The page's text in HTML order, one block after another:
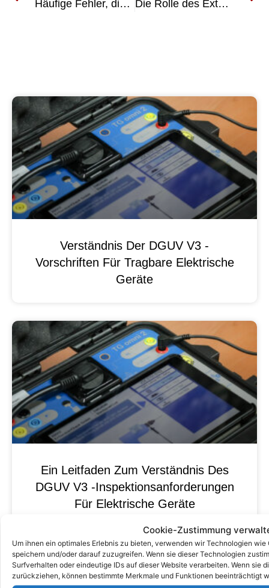
Cookie-Zustimmung
Um ihnen ein optimales Erlebnis zu bieten, verwenden wir Technologien
speichern und/oder darauf zuzugreifen. Wenn sie dieser Technologien
Surfverhalten oder eindeutige IDs auf dieser Website verarbeiten. Wenn sie
zurückziehen, können bestimmte Merkmale und Funktionen beeinträchtigt
Häufige Fehler, die Sie bei der Maschinenprüfung nach DGUV V3 vermeiden sollten Die Rolle des Externen VEFK in der Veterinärmedizin: Eine entscheidende Verantwortung
Verständnis Der DGUV V3 -
Vorschriften Für Tragbare Elektrische
Geräte
Ein Leitfaden Zum Verständnis Des
DGUV V3 -Inspektionsanforderungen
Für Elektrische Geräte